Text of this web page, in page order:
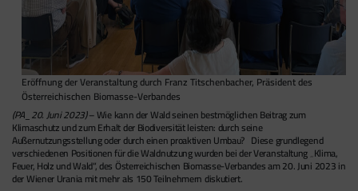
Eröffnung der Veranstaltung durch Franz Titschenbacher, Präsident des
Österreichischen Biomasse-Verbandes
(PA_20. Juni 2023)– Wie kann der Wald seinen bestmöglichen Beitrag zum
Klimaschutz und zum Erhalt der Biodiversität leisten: durch seine
Außernutzungsstellung oder durch einen proaktiven Umbau? Diese grundlegend
verschiedenen Positionen für die Waldnutzung wurden bei der Veranstaltung „Klima,
Feuer, Holz und Wald“, des Österreichischen Biomasse-Verbandes am 20. Juni 2023 in
der Wiener Urania mit mehr als 150 Teilnehmern diskutiert.